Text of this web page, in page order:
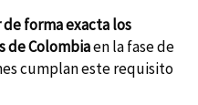
forma exacta los
de Colombiaen la fase de
cumplan este requisito